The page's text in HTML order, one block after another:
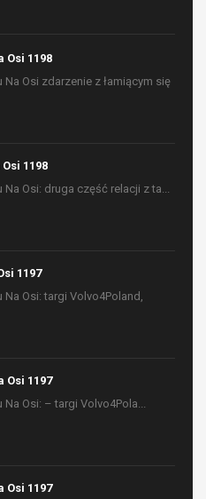
Osi 1198
Na Osi zdarzenie z łamiącym się
1198
Osi: druga część relacji z ta...
1197
Osi: targi Volvo4Poland,
Osi 1197
Osi: – targi Volvo4Pola...
Osi 1197